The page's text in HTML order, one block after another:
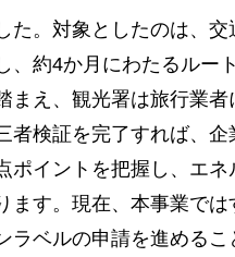
。対象としたのは、
約4か月にわたるルー
え、観光署は旅行業
検証を完了すれば、
イントを把握し、エ
す。現在、本事業で
ベルの申請を進める